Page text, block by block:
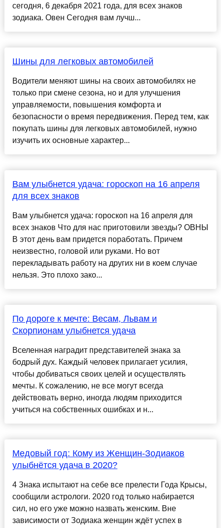
сегодня, 6 декабря 2021 года, для всех знаков
зодиака. Овен Сегодня вам лучш...
Шины для легковых автомобилей
Водители меняют шины на своих автомобилях не
только при смене сезона, но и для улучшения
управляемости, повышения комфорта и
безопасности о время передвижения. Перед тем, как
покупать шины для легковых автомобилей, нужно
изучить их основные характер...
Вам улыбнется удача: гороскоп на 16 апреля
для всех знаков
Вам улыбнется удача: гороскоп на 16 апреля для
всех знаков Что для нас приготовили звезды? ОВНЫ
В этот день вам придется поработать. Причем
неизвестно, головой или руками. Но вот
перекладывать работу на других ни в коем случае
нельзя. Это плохо зако...
По дороге к мечте: Весам, Львам и
Скорпионам улыбнется удача
Вселенная наградит представителей знака за
бодрый дух. Каждый человек прилагает усилия,
чтобы добиваться своих целей и осуществлять
мечты. К сожалению, не все могут всегда
действовать верно, иногда людям приходится
учиться на собственных ошибках и н...
Медовый год: Кому из Женщин-Зодиаков
улыбнётся удача в 2020?
4 Знака испытают на себе все прелести Года Крысы,
сообщили астрологи. 2020 год только набирается
сил, но его уже можно назвать женским. Вне
зависимости от Зодиака женщин ждёт успех в